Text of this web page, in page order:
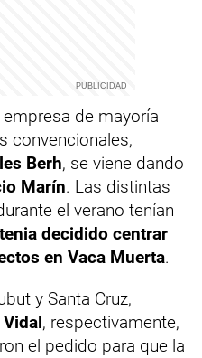
de mayoría
convencionales,
Berh, se viene dando
Marín. Las distintas
el verano tenían
decidido centrar
en Vaca Muerta.
y Santa Cruz,
, respectivamente,
el pedido para que la